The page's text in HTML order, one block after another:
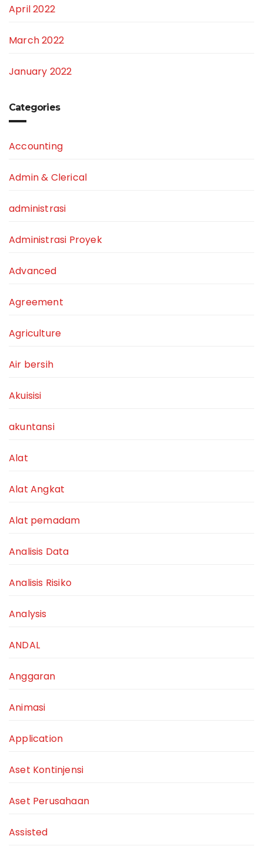
April 2022
March 2022
January 2022
Categories
Accounting
Admin & Clerical
administrasi
Administrasi Proyek
Advanced
Agreement
Agriculture
Air bersih
Akuisisi
akuntansi
Alat
Alat Angkat
Alat pemadam
Analisis Data
Analisis Risiko
Analysis
ANDAL
Anggaran
Animasi
Application
Aset Kontinjensi
Aset Perusahaan
Assisted